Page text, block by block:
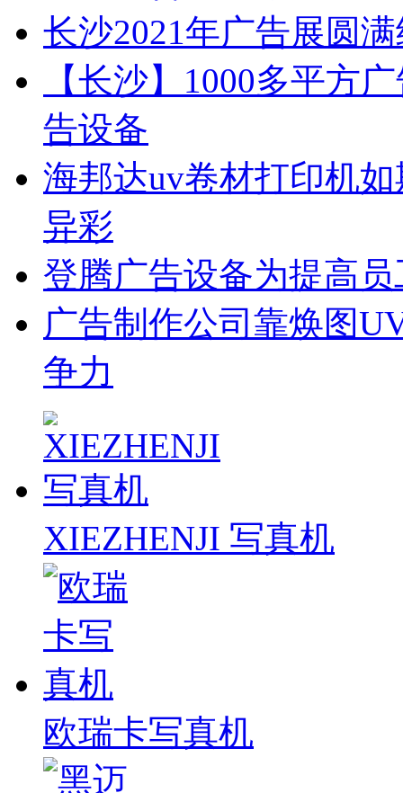
长沙2021年广告展圆
【长沙】1000多平方
告设备
海邦达uv卷材打印机
异彩
登腾广告设备为提高
广告制作公司靠焕图
争力
XIEZHENJI 写真机
欧瑞卡写真机